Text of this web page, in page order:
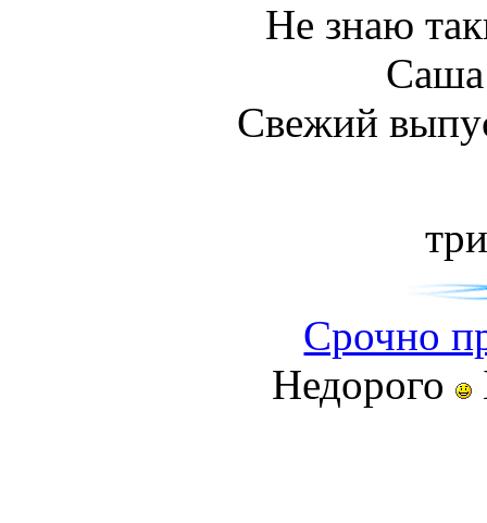
Не знаю
Свежий
Срочно
Недорого